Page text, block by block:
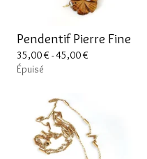
Pendentif Pierre Fine
35,00€ - 45,00€
Épuisé